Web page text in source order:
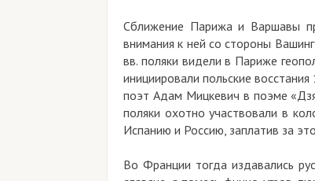
Сближение Парижа и Варшавы
внимания к ней со стороны
вв. поляки видели в Париже
инициировали польские
поэт Адам Мицкевич в поэме
поляки охотно участвовали в
Испанию и Россию, заплатив за
Во Франции тогда издавались